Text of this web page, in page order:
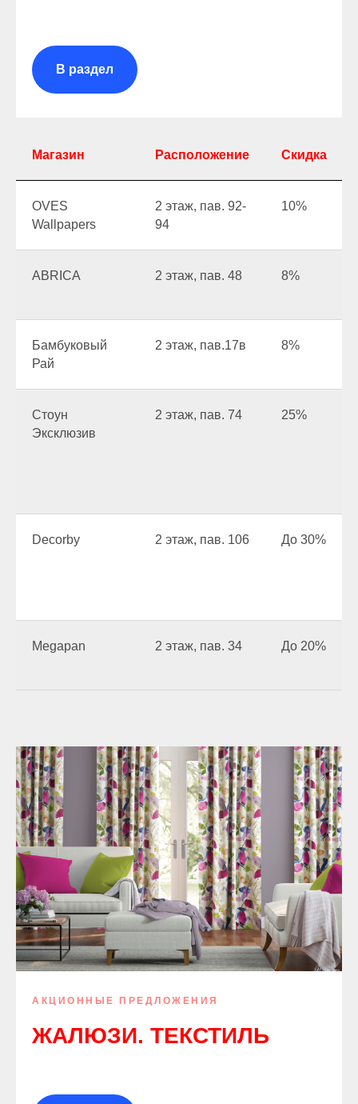
В раздел
Магазин Расположение Скидка
OVES
Wallpapers
2 этаж, пав. 92-
94
10%
ABRICA 2 этаж, пав. 48 8%
Бамбуковый
Рай
2 этаж, пав.17в 8%
Стоун
Эксклюзив
2 этаж, пав. 74 25%
Decorby 2 этаж, пав. 106 До 30%
Megapan 2 этаж, пав. 34 До 20%
АКЦИОННЫЕ ПРЕДЛОЖЕНИЯ
ЖАЛЮЗИ. ТЕКСТИЛЬ